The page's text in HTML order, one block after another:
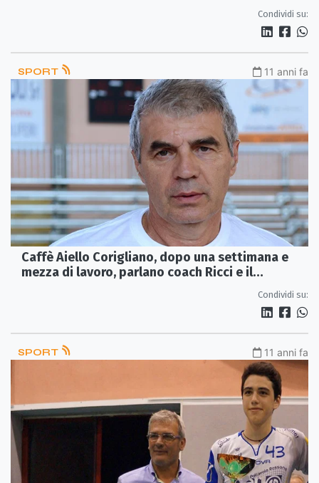
Condividi su:
SPORT 11 anni fa
Caffè Aiello Corigliano, dopo una settimana e
mezza di lavoro, parlano coach Ricci e il
Condividi su:
SPORT 11 anni fa